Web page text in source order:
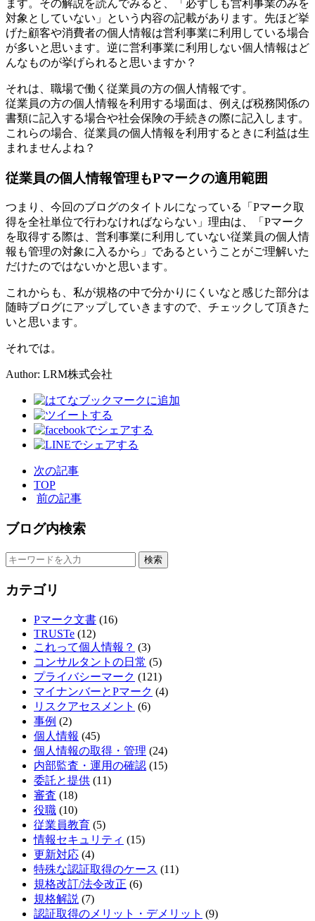
ます。その解説を読んでみると、「必ずしも営利事業のみを
対象としていない」という内容の記載があります。先ほど挙
げた顧客や消費者の個人情報は営利事業に利用している場合
が多いと思います。逆に営利事業に利用しない個人情報はど
んなものが挙げられると思いますか？
それは、職場で働く従業員の方の個人情報です。
従業員の方の個人情報を利用する場面は、例えば税務関係の
書類に記入する場合や社会保険の手続きの際に記入します。
これらの場合、従業員の個人情報を利用するときに利益は生
まれませんよね？
従業員の個人情報管理もPマークの適用範囲
つまり、今回のブログのタイトルになっている「Pマーク取
得を全社単位で行わなければならない」理由は、「Pマーク
を取得する際は、営利事業に利用していない従業員の個人情
報も管理の対象に入るから」であるということがご理解いた
だけたのではないかと思います。
これからも、私が規格の中で分かりにくいなと感じた部分は
随時ブログにアップしていきますので、チェックして頂きた
いと思います。
それでは。
Author: LRM株式会社
次の記事
TOP
前の記事
ブログ内検索
カテゴリ
Pマーク文書 (16)
TRUSTe (12)
これって個人情報？ (3)
コンサルタントの日常 (5)
プライバシーマーク (121)
マイナンバーとPマーク (4)
リスクアセスメント (6)
事例 (2)
個人情報 (45)
個人情報の取得・管理 (24)
内部監査・運用の確認 (15)
委託と提供 (11)
審査 (18)
役職 (10)
従業員教育 (5)
情報セキュリティ (15)
更新対応 (4)
特殊な認証取得のケース (11)
規格改訂/法令改正 (6)
規格解説 (7)
認証取得のメリット・デメリット (9)